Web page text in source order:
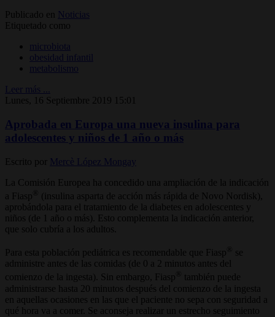
Publicado en
Noticias
Etiquetado como
microbiota
obesidad infantil
metabolismo
Leer más ...
Lunes, 16 Septiembre 2019 15:01
Aprobada en Europa una nueva insulina para
adolescentes y niños de 1 año o más
Escrito por
Mercè López Mongay
La Comisión Europea ha concedido una ampliación de la indicación
a Fiasp
(insulina asparta de acción más rápida de Novo Nordisk),
aprobándola para el tratamiento de la diabetes en adolescentes y
niños (de 1 año o más). Esto complementa la indicación anterior,
que solo cubría a los adultos.
Para esta población pediátrica es recomendable que Fiasp
se
administre antes de las comidas (de 0 a 2 minutos antes del
comienzo de la ingesta). Sin embargo, Fiasp
también puede
administrarse hasta 20 minutos después del comienzo de la ingesta
en aquellas ocasiones en las que el paciente no sepa con seguridad a
qué hora va a comer. Se aconseja realizar un estrecho seguimiento